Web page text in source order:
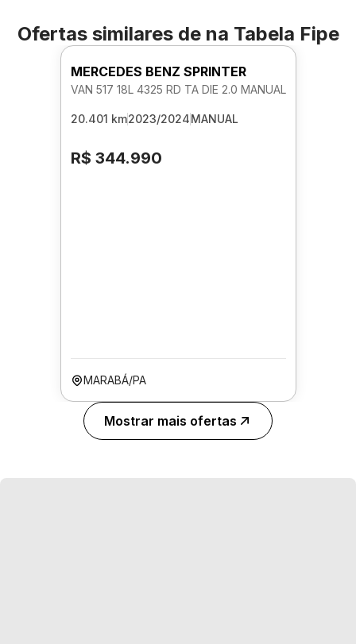
Ofertas similares de na Tabela Fipe
MERCEDES BENZ SPRINTER
VAN 517 18L 4325 RD TA DIE 2.0 MANUAL
20.401 km2023/2024MANUAL
R$ 344.990
MARABÁ/PA
Mostrar mais ofertas